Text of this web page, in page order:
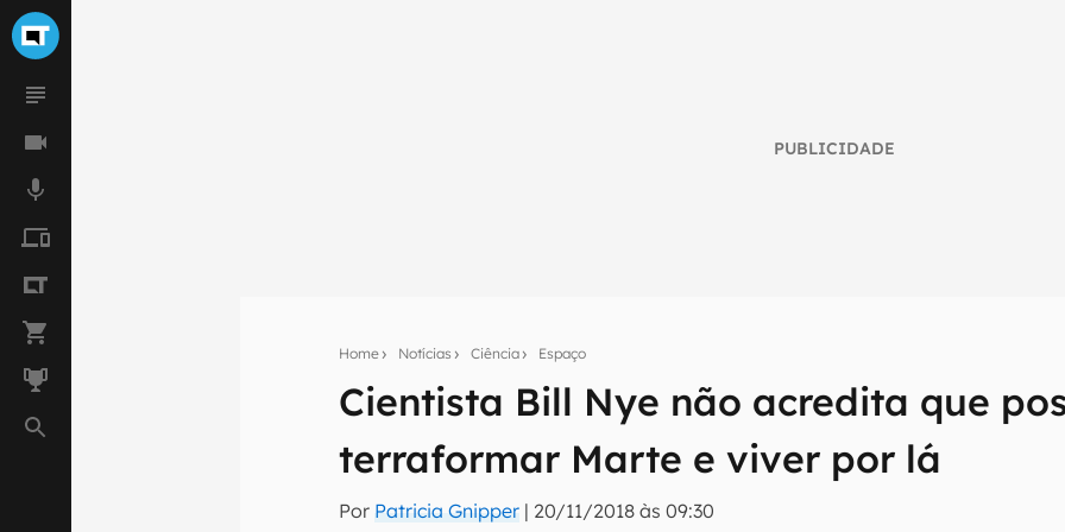
PUBLICIDADE
Home Notícias Ciência Espaço
Cientista Bill Nye não acredita que
terraformar Marte e viver por lá
Por Patricia Gnipper | 20/11/2018 às 09:30
Seu resumo inteligente do mundo tech!
Assine a newsletter do Canaltech e receba notícias e reviews sobre tecnologia
mão.
E-mail